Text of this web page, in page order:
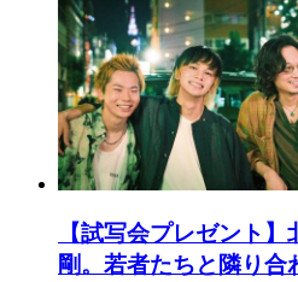
【試写会プレゼント
剛。若者たちと隣り合